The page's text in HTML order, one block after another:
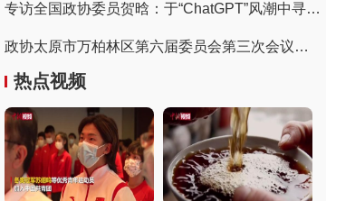
专访全国政协委员贺晗：于“ChatGPT”风潮中寻找国产AI生态蝶变先机
政协太原市万柏林区第六届委员会第三次会议胜利闭幕
热点视频